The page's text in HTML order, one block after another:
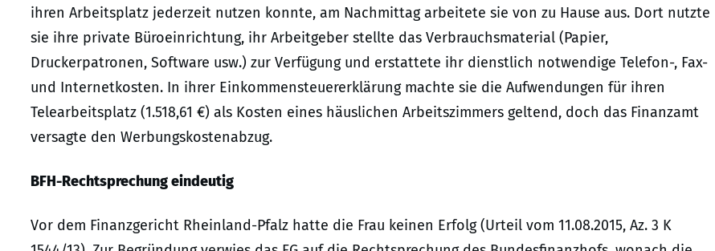
ihren Arbeitsplatz jederzeit nutzen konnte, am Nachmittag arbeitete sie von zu Hause aus. Dort nutzte
sie ihre private Büroeinrichtung, ihr Arbeitgeber stellte das Verbrauchsmaterial (Papier,
Druckerpatronen, Software usw.) zur Verfügung und erstattete ihr dienstlich notwendige Telefon-, Fax-
und Internetkosten. In ihrer Einkommensteuererklärung machte sie die Aufwendungen für ihren
Telearbeitsplatz (1.518,61 €) als Kosten eines häuslichen Arbeitszimmers geltend, doch das Finanzamt
versagte den Werbungskostenabzug.
BFH-Rechtsprechung eindeutig
Vor dem Finanzgericht Rheinland-Pfalz hatte die Frau keinen Erfolg (Urteil vom 11.08.2015, Az. 3 K